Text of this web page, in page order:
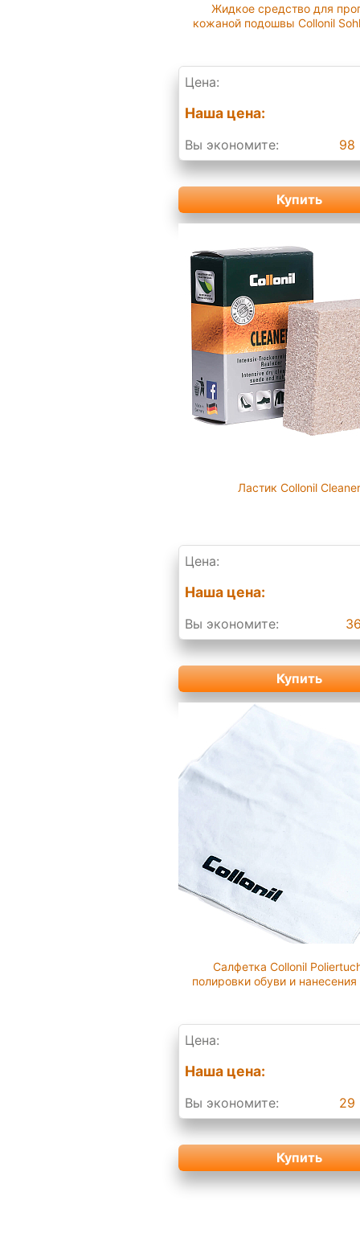
Жидкое средство для
кожаной подошвы Collonil
Цена:
Наша цена:
Вы экономите: 98
Купить
Ластик Collonil Cleaner
Цена:
Наша цена:
Вы экономите:
Купить
Салфетка Collonil
полировки обуви и
Цена:
Наша цена:
Вы экономите: 29
Купить